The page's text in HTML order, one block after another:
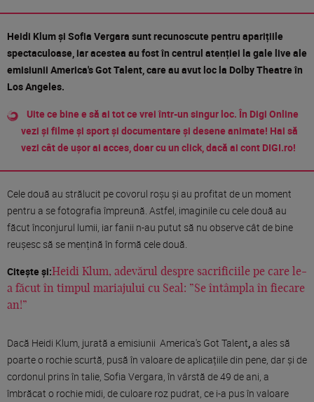
Heidi Klum și Sofia Vergara sunt recunoscute pentru aparițiile
spectaculoase, iar acestea au fost în centrul atenției la gale live ale
emisiunii America's Got Talent, care au avut loc la Dolby Theatre în
Los Angeles.
Uite ce bine e să ai tot ce vrei într-un singur loc. În Digi Online
vezi și filme și sport și documentare și desene animate! Hai să
vezi cât de ușor ai acces, doar cu un click, dacă ai cont DIGI.ro!
Cele două au strălucit pe covorul roșu și au profitat de un moment
pentru a se fotografia împreună. Astfel, imaginile cu cele două au
făcut înconjurul lumii, iar fanii n-au putut să nu observe cât de bine
reușesc să se mențină în formă cele două.
Citește și:Heidi Klum, adevărul despre sacrificiile pe care le-
a făcut în timpul mariajului cu Seal: ”Se întâmpla în fiecare
an!”
Dacă Heidi Klum, jurată a emisiunii America's Got Talent,a ales să
poarte o rochie scurtă, pusă în valoare de aplicațiile din pene, dar și de
cordonul prins în talie, Sofia Vergara, în vârstă de 49 de ani, a
îmbrăcat o rochie midi, de culoare roz pudrat, ce i-a pus în valoare